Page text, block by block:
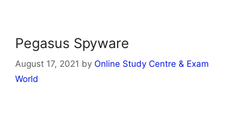
Pegasus Spyware
August 17, 2021 by Online Study Centre & Exam
World